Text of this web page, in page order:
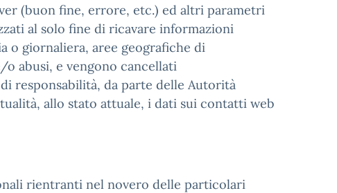
(buon fine, errore, etc.) ed altri parametri
al solo fine di ricavare informazioni
o giornaliera, aree geografiche di
abusi, e vengono cancellati
responsabilità, da parte delle Autorità
allo stato attuale, i dati sui contatti web
rientranti nel novero delle particolari